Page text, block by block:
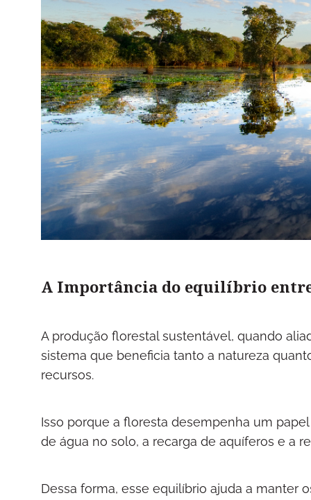
A Importância do equilíbrio
A produção florestal sustentável, quando
sistema que beneficia tanto a natureza
recursos.
Isso porque a floresta desempenha um
de água no solo, a recarga de aquíferos e a
Dessa forma, esse equilíbrio ajuda a manter